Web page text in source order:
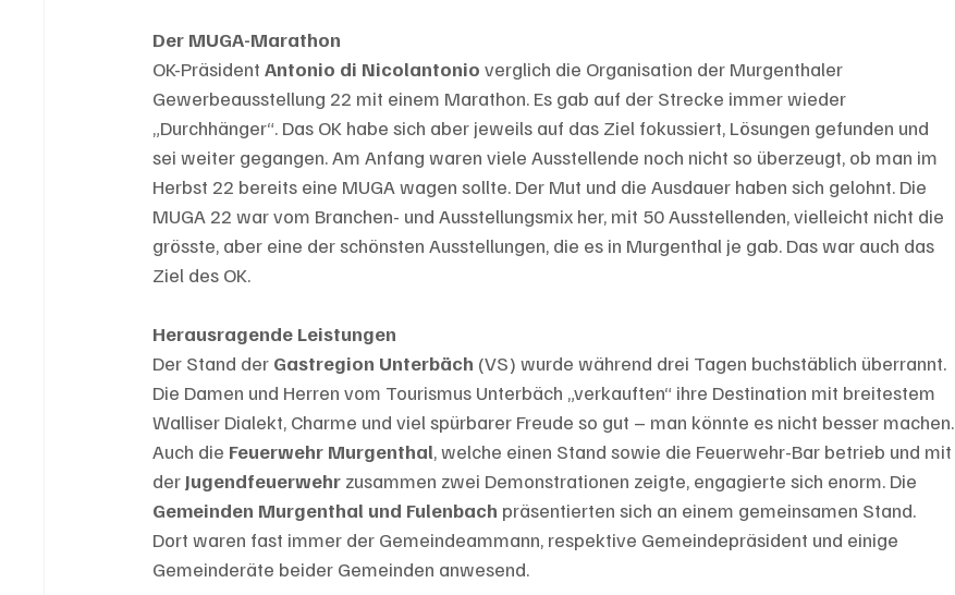
Der MUGA-Marathon
OK-Präsident Antonio di Nicolantonio verglich die Organisation der Murgenthaler
Gewerbeausstellung 22 mit einem Marathon. Es gab auf der Strecke immer wieder
„Durchhänger“. Das OK habe sich aber jeweils auf das Ziel fokussiert, Lösungen gefunden und
sei weiter gegangen. Am Anfang waren viele Ausstellende noch nicht so überzeugt, ob man im
Herbst 22 bereits eine MUGA wagen sollte. Der Mut und die Ausdauer haben sich gelohnt. Die
MUGA 22 war vom Branchen- und Ausstellungsmix her, mit 50 Ausstellenden, vielleicht nicht die
grösste, aber eine der schönsten Ausstellungen, die es in Murgenthal je gab. Das war auch das
Ziel des OK.
Herausragende Leistungen
Der Stand der Gastregion Unterbäch (VS) wurde während drei Tagen buchstäblich überrannt.
Die Damen und Herren vom Tourismus Unterbäch „verkauften“ ihre Destination mit breitestem
Walliser Dialekt, Charme und viel spürbarer Freude so gut – man könnte es nicht besser machen.
Auch die Feuerwehr Murgenthal, welche einen Stand sowie die Feuerwehr-Bar betrieb und mit
der Jugendfeuerwehr zusammen zwei Demonstrationen zeigte, engagierte sich enorm. Die
Gemeinden Murgenthal und Fulenbach präsentierten sich an einem gemeinsamen Stand.
Dort waren fast immer der Gemeindeammann, respektive Gemeindepräsident und einige
Gemeinderäte beider Gemeinden anwesend.